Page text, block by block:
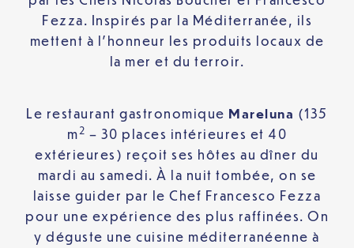
Fezza. Inspirés par la Méditerranée, ils
mettent à l’honneur les produits locaux de
la mer et du terroir.
Le restaurant gastronomique Mareluna (135
m2 – 30 places intérieures et 40
extérieures) reçoit ses hôtes au dîner du
mardi au samedi. À la nuit tombée, on se
laisse guider par le Chef Francesco Fezza
pour une expérience des plus raffinées. On
y déguste une cuisine méditerranéenne à